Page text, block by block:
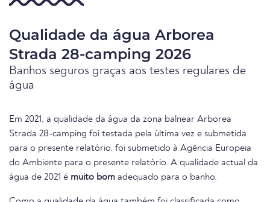
Qualidade da água Arborea
Strada 28-camping 2026
Banhos seguros graças aos testes regulares de
água
Em 2021, a qualidade da água da zona balnear Arborea
Strada 28-camping foi testada pela última vez e submetida
para o presente relatório. foi submetido à Agência Europeia
do Ambiente para o presente relatório. A qualidade actual da
água de 2021 é muito bom adequado para o banho.